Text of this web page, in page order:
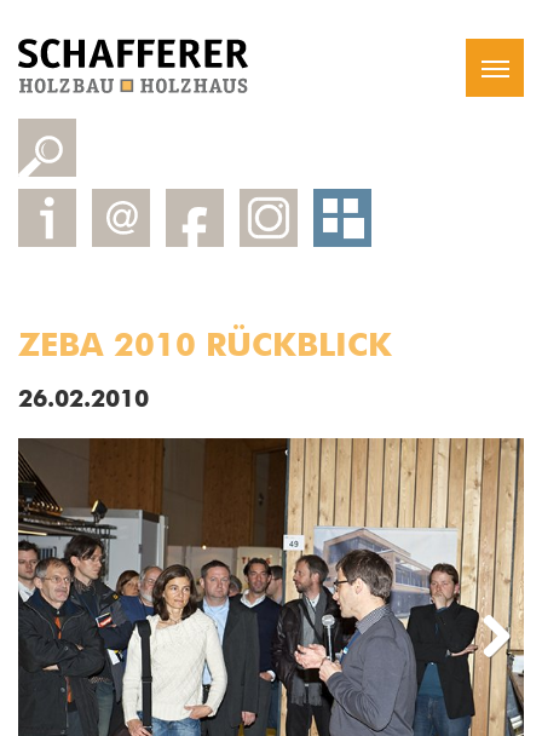
ZEBA 2010 RÜCKBLICK
26.02.2010
Next